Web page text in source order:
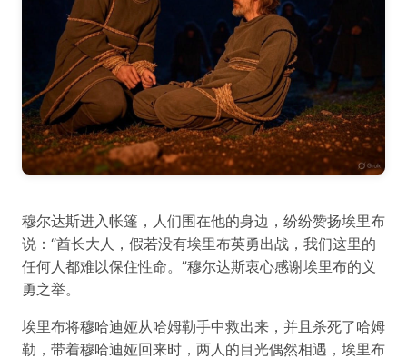
穆尔达斯进入帐篷，人们围在他的身边，纷纷赞扬埃里布
说：“酋长大人，假若没有埃里布英勇出战，我们这里的
任何人都难以保住性命。”穆尔达斯衷心感谢埃里布的义
勇之举。
埃里布将穆哈迪娅从哈姆勒手中救出来，并且杀死了哈姆
勒，带着穆哈迪娅回来时，两人的目光偶然相遇，埃里布